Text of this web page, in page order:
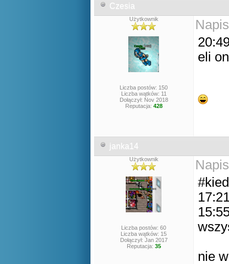
Czesia
Użytkownik
Liczba postów: 150
Liczba wątków: 11
Dołączył: Nov 2018
Reputacja: 428
eli
janka14
Użytkownik
Liczba postów: 60
Liczba wątków: 15
Dołączył: Jan 2017
Reputacja: 35
nie